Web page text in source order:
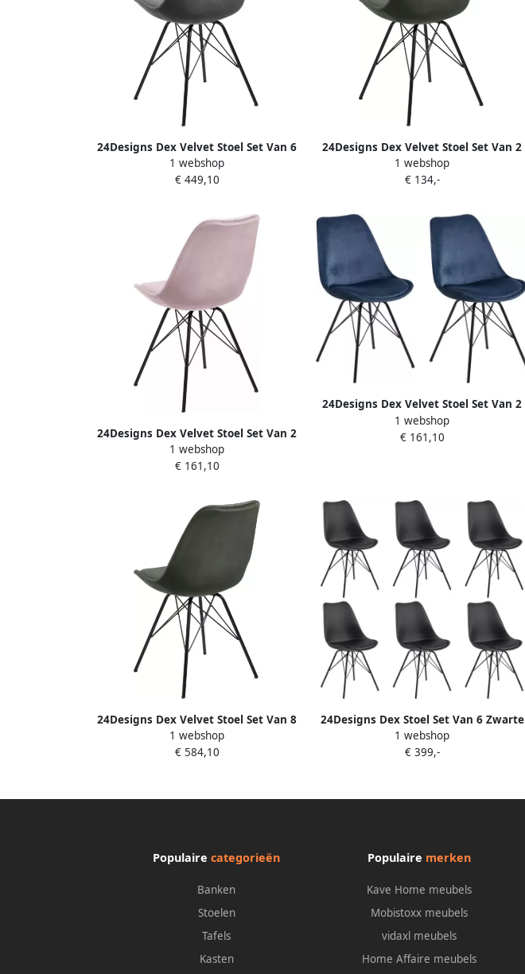
24Designs Dex Velvet Stoel Set Van 6
Donkergrijs Fluweel Zwart
1 webshop
€ 449,10
24Designs Dex Velvet Stoel Set Van 2
Bosgroen Fluweel Zwart Metalen
Onderstel
1 webshop
€ 134,-
24Designs Dex Velvet Stoel Set Van 2
Poederroze Fluweel Zwart Metalen
Onderstel
1 webshop
€ 161,10
24Designs Dex Velvet Stoel Set Van 2
Blauw Fluweel Zwart Metalen
Onderstel
1 webshop
€ 161,10
24Designs Dex Velvet Stoel Set Van 8
Bosgroen Fluweel Zwart
1 webshop
€ 584,10
24Designs Dex Stoel Set Van 6 Zwarte
Zitting Zwart Metalen Onderstel
1 webshop
€ 399,-
Populairecategorieën
Banken
Stoelen
Tafels
Kasten
Populaire merken
Kave Home meubels
Mobistoxx meubels
vidaxl meubels
Home Affaire meubels